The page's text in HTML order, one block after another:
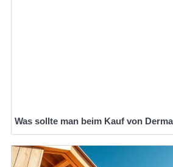
Was sollte man beim Kauf von